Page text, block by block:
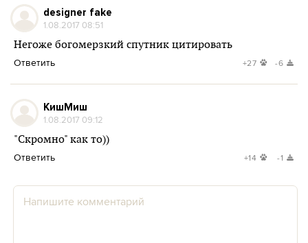
designer fake
1.08.2017 08:51
Негоже богомерзкий спутник цитировать
Ответить +27 -6
КишМиш
1.08.2017 09:12
"Скромно" как то))
Ответить +14 -1